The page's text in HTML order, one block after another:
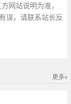
网站说明为准，
误，请联系站长反
更多»